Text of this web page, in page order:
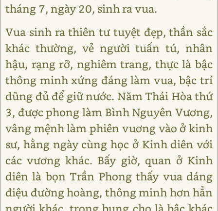
tháng 7, ngày 20, sinh ra vua.
Vua sinh ra thiên tư tuyệt đẹp, thần sắc
khác thường, vẻ người tuấn tú, nhân
hậu, rạng rỡ, nghiêm trang, thực là bậc
thông minh xứng đáng làm vua, bậc trí
dũng đủ để giữ nước. Năm Thái Hòa thứ
3, được phong làm Bình Nguyên Vương,
vâng mệnh làm phiên vuơng vào ở kinh
sư, hằng ngày cùng học ở Kinh diên với
các vương khác. Bấy giờ, quan ở Kinh
diên là bọn Trần Phong thấy vua dáng
điệu đường hoàng, thông minh hơn hẳn